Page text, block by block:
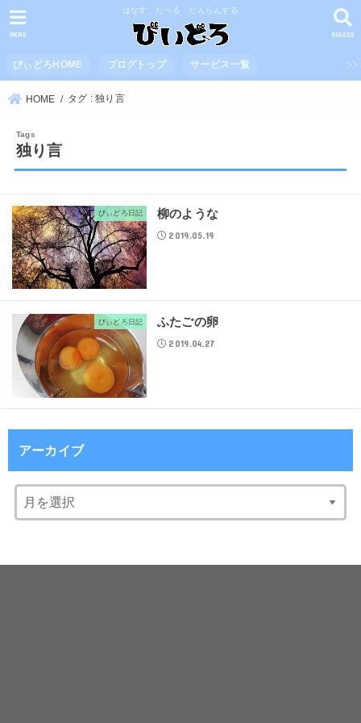
はなす たべる だんらんする
SEARCH
MENU
びぃどろHOME ブログトップ サービス一覧
HOME タグ : 独り言
独り言
びぃどろ日記 柳のような
2019.05.19
びぃどろ日記 ふたごの卵
2019.04.27
アーカイブ